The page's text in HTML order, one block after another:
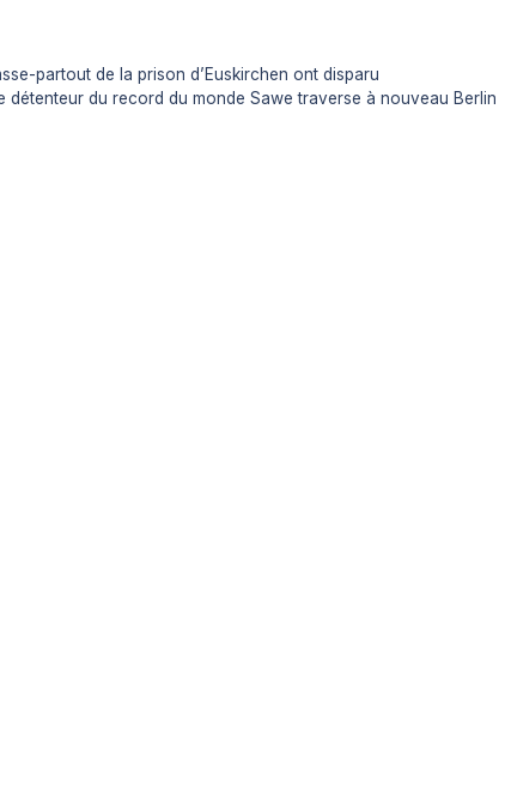
partout de la prison d’Euskirchen ont disparu
détenteur du record du monde Sawe traverse à nouveau Berlin